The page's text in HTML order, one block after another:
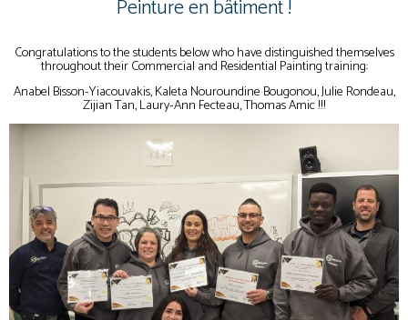
Peinture en bâtiment !
Congratulations to the students below who have distinguished themselves
throughout their Commercial and Residential Painting training:
Anabel Bisson-Yiacouvakis, Kaleta Nouroundine Bougonou, Julie Rondeau,
Zijian Tan, Laury-Ann Fecteau, Thomas Amic !!!